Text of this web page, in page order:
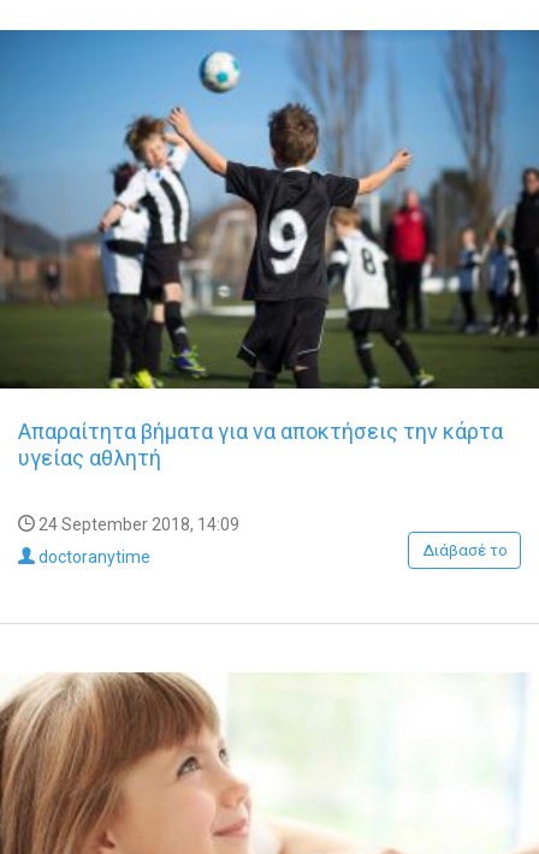
Απαραίτητα βήματα για να αποκτήσεις την κάρτα
υγείας αθλητή
24 September 2018, 14:09
doctoranytime
Διάβασέ το